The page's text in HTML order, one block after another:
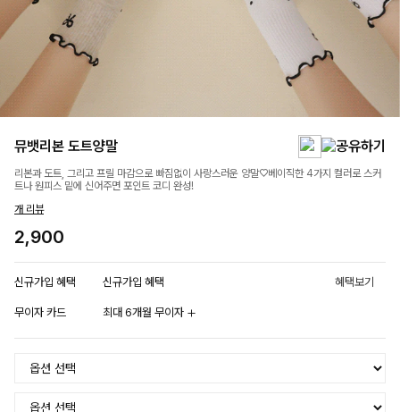
뮤뱃리본 도트양말
리본과 도트, 그리고 프릴 마감으로 빠짐없이 사랑스러운 양말♡베이직한 4가지 컬러로 스커
트나 원피스 밑에 신어주면 포인트 코디 완성!
개 리뷰
2,900
신규가입 혜택 신규가입 혜택 혜택보기
무이자 카드 최대 6개월 무이자